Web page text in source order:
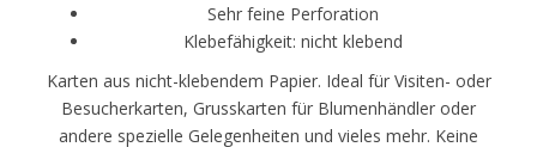
Sehr feine Perforation
Klebefähigkeit: nicht klebend
Karten aus nicht-klebendem Papier. Ideal für Visiten- oder
Besucherkarten, Grusskarten für Blumenhändler oder
andere spezielle Gelegenheiten und vieles mehr. Keine